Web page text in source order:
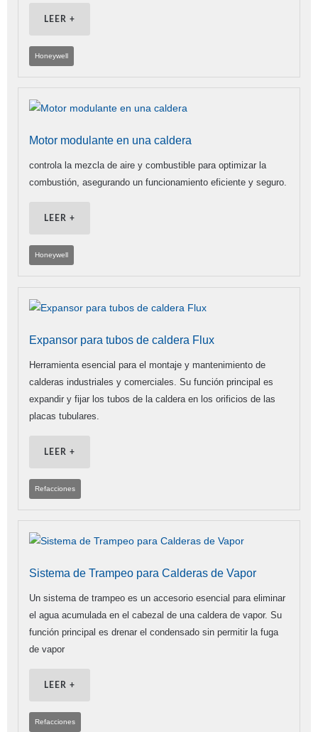
LEER +
Honeywell
Motor modulante en una caldera
controla la mezcla de aire y combustible para optimizar la
combustión, asegurando un funcionamiento eficiente y seguro.
LEER +
Honeywell
Expansor para tubos de caldera Flux
Herramienta esencial para el montaje y mantenimiento de
calderas industriales y comerciales. Su función principal es
expandir y fijar los tubos de la caldera en los orificios de las
placas tubulares.
LEER +
Refacciones
Sistema de Trampeo para Calderas de Vapor
Un sistema de trampeo es un accesorio esencial para eliminar
el agua acumulada en el cabezal de una caldera de vapor. Su
función principal es drenar el condensado sin permitir la fuga
de vapor
LEER +
Refacciones